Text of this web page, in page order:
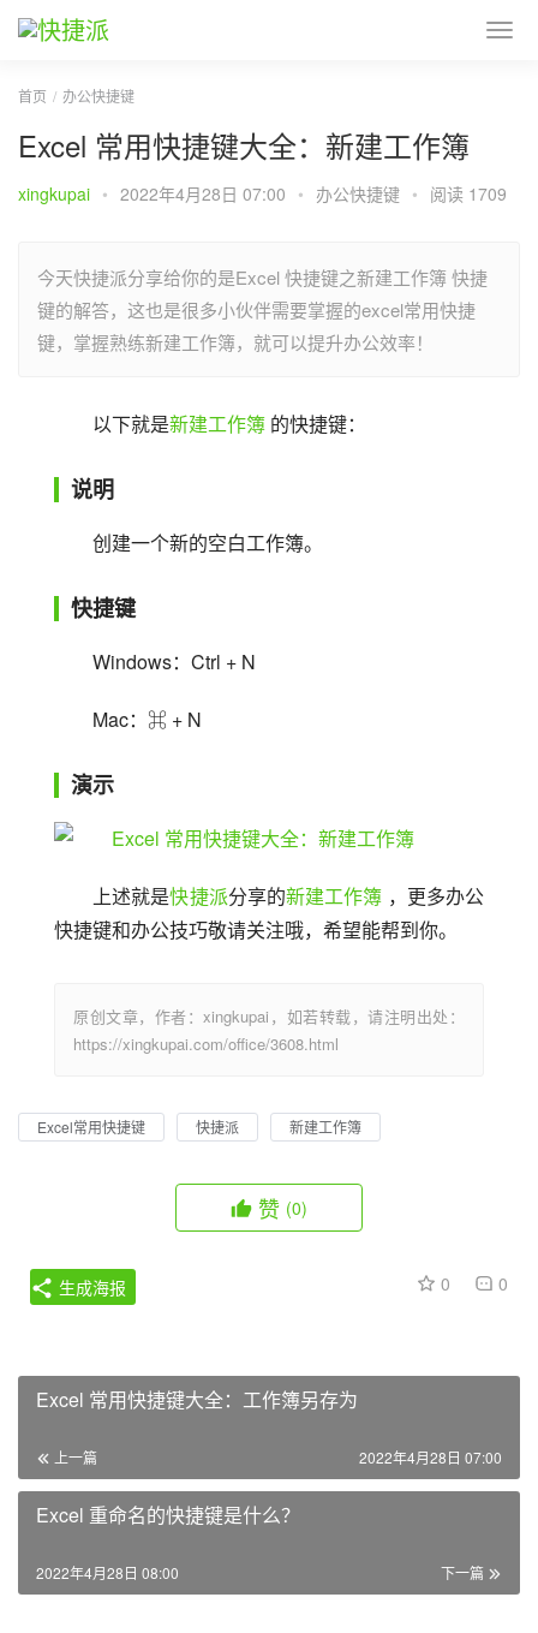
首页 办公快捷键
Excel 常用快捷键大全：新建工作簿
xingkupai • 2022年4月28日 07:00 • 办公快捷键 • 阅读 1709
今天快捷派分享给你的是Excel 快捷键之新建工作簿 快捷
键的解答，这也是很多小伙伴需要掌握的excel常用快捷
键，掌握熟练新建工作簿，就可以提升办公效率！
以下就是新建工作簿 的快捷键：
说明
创建一个新的空白工作簿。
快捷键
Windows：Ctrl + N
Mac：⌘ + N
演示
上述就是快捷派分享的新建工作簿 ，更多办公
快捷键和办公技巧敬请关注哦，希望能帮到你。
原创文章，作者：xingkupai，如若转载，请注明出处：
https://xingkupai.com/office/3608.html
Excel常用快捷键 快捷派 新建工作簿
赞 (0)
0 0
生成海报
Excel 常用快捷键大全：工作簿另存为
上一篇 2022年4月28日 07:00
Excel 重命名的快捷键是什么？
下一篇
2022年4月28日 08:00